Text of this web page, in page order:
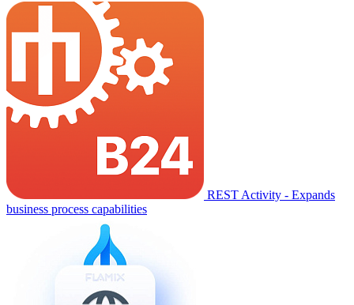
REST Activity - Expands
business process capabilities